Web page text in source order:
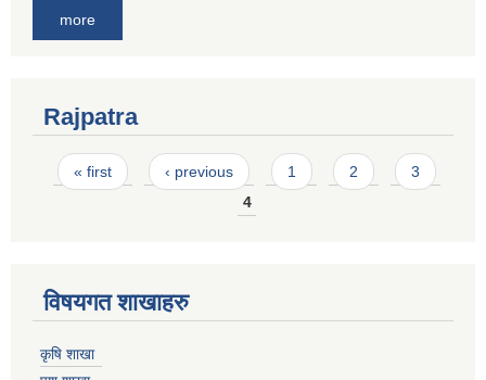
more
Rajpatra
Pages
« first ‹ previous 1 2
3
4
विषयगत शाखाहरु
कृषि शाखा